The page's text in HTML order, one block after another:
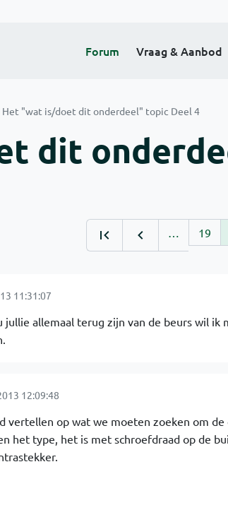
Forum Vraag & Aanbod
Het "wat is/doet dit onderdeel" topic Deel 4
dit
… 19
11:31:07
jullie allemaal terug zijn van de beurs wil ik
12:09:48
vertellen op wat we moeten zoeken om
het type, het is met schroefdraad op de